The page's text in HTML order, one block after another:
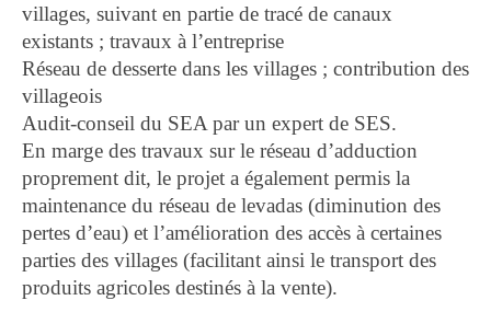
villages, suivant en partie de tracé de canaux
existants ; travaux à l’entreprise
Réseau de desserte dans les villages ; contribution des
villageois
Audit-conseil du SEA par un expert de SES.
En marge des travaux sur le réseau d’adduction
proprement dit, le projet a également permis la
maintenance du réseau de levadas (diminution des
pertes d’eau) et l’amélioration des accès à certaines
parties des villages (facilitant ainsi le transport des
produits agricoles destinés à la vente).